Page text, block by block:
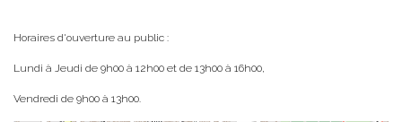
Horaires d'ouverture au public :
Lundi à Jeudi de 9h00 à 12h00 et de 13h00 à 16h00,
Vendredi de 9h00 à 13h00.